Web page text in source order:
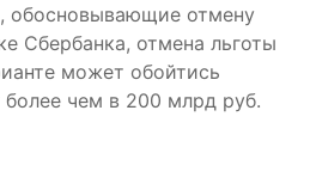
обосновывающие отмену
Сбербанка, отмена льготы
может обойтись
чем в 200 млрд руб.